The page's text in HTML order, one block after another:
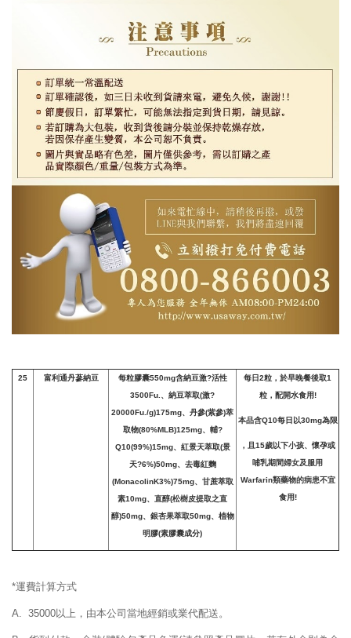
25 富利通丹蔘納豆
每粒膠囊550mg含納豆激?活性
3500Fu.、納豆萃取(激?
20000Fu./g)175mg、丹參(紫參)萃
取物(80%MLB)125mg、輔?
Q10(99%)15mg、紅景天萃取(景
天?6%)50mg、去毒紅麴
(MonacolinK3%)75mg、甘蔗萃取
素10mg、直醇(松樹皮提取之直
醇)50mg、銀杏果萃取50mg、植物
明膠(素膠囊成分)
每日2粒，於早晚餐後取1
粒，配開水食用!
本品含Q10每日以30mg為限
，且15歲以下小孩、懷孕或
哺乳期間婦女及服用
Warfarin類藥物的病患不宜
食用!
*運費計算方式
A. 35000以上，由本公司當地經銷或業代配送。